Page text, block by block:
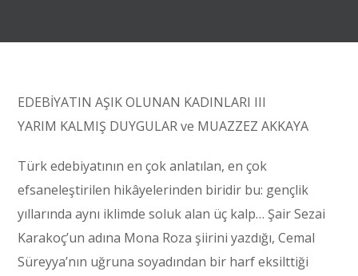
EDEBİYATIN AŞIK OLUNAN KADINLARI III
YARIM KALMIŞ DUYGULAR ve MUAZZEZ AKKAYA
Türk edebiyatının en çok anlatılan, en çok
efsaneleştirilen hikâyelerinden biridir bu: gençlik
yıllarında aynı iklimde soluk alan üç kalp… Şair Sezai
Karakoç’un adına Mona Roza şiirini yazdığı, Cemal
Süreyya’nın uğruna soyadından bir harf eksilttiği